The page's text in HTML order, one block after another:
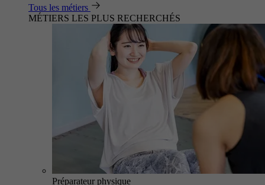
Tous les métiers
MÉTIERS LES PLUS RECHERCHÉS
Préparateur physique